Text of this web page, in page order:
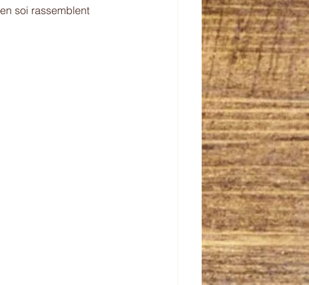
soi rassemblent